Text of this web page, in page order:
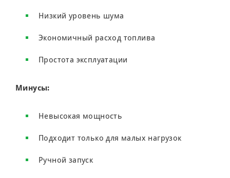
Низкий уровень шума
Экономичный расход топлива
Простота эксплуатации
Минусы:
Невысокая мощность
Подходит только для малых нагрузок
Ручной запуск